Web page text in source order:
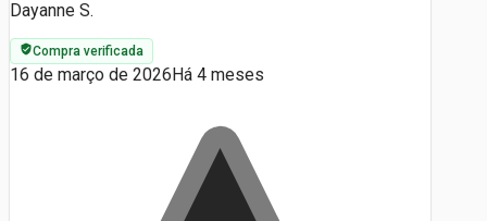
Dayanne S.
Compra verificada
16 de março de 2026Há 4 meses